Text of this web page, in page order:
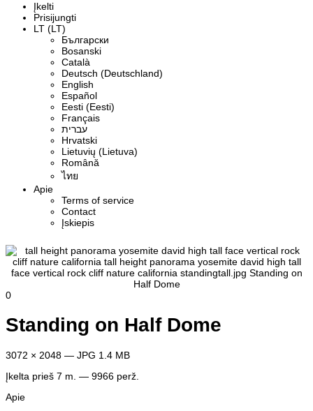
Įkelti
Prisijungti
LT (LT)
Български
Bosanski
Сatalà
Deutsch (Deutschland)
English
Español
Eesti (Eesti)
Français
עברית
Hrvatski
Lietuvių (Lietuva)
Română
ไทย
Apie
Terms of service
Contact
Įskiepis
0
Standing on Half Dome
3072 × 2048 — JPG 1.4 MB
Įkelta prieš 7 m. — 9966 perž.
Apie